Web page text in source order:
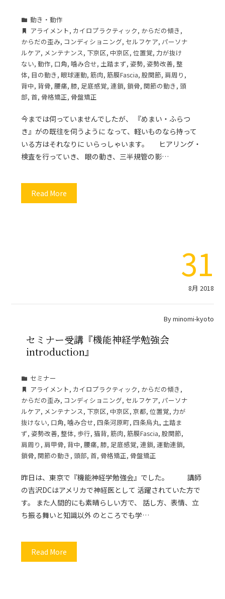
動き・動作
アライメント, カイロプラクティック, からだの傾き,
からだの歪み, コンディショニング, セルフケア, パーソナ
ルケア, メンテナンス, 下京区,中京区,位置覚, 力が抜け
ない,動作, 口角,噛み合せ, 土踏まず,姿勢,姿勢改善,整
体, 目の動き,眼球運動,筋肉,筋膜Fascia,股関節, 肩周り ,
背中, 背骨,腰痛,膝, 足底感覚,連鎖,鎖骨,関節の動き, 頭
部,首, 骨格矯正, 骨盤矯正
今までは伺っていませんでしたが、 『めまい・ふらつ
き』がの既往を伺うように なって、軽いものなら持って
いる方はそれなりに いらっしゃいます。 ヒアリング・
検査を行っていき、 眼の動き、三半規管の影…
Read More
31
8月 2018
Byminomi-kyoto
セミナー受講『機能神経学勉強会
introduction』
セミナー
アライメント, カイロプラクティック, からだの傾き,
からだの歪み, コンディショニング, セルフケア, パーソナ
ルケア, メンテナンス, 下京区,中京区,京都,位置覚, 力が
抜けない, 口角,噛み合せ,四条河原町,四条烏丸, 土踏ま
ず,姿勢改善,整体, 歩行,猫背,筋肉,筋膜Fascia,股関節,
肩周り ,肩甲骨, 背中,腰痛,膝, 足底感覚,連鎖,運動連鎖,
鎖骨,関節の動き, 頭部,首, 骨格矯正, 骨盤矯正
昨日は、東京で『機能神経学勉強会』でした。 講師
の吉沢DCはアメリカで神経医として 活躍されていた方で
す。 また人間的にも素晴らしい方で、 話し方、表情、立
ち振る舞いと知識以外 のところでも学…
Read More